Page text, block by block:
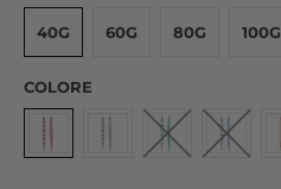
40G 60G 80G 100G
COLORE